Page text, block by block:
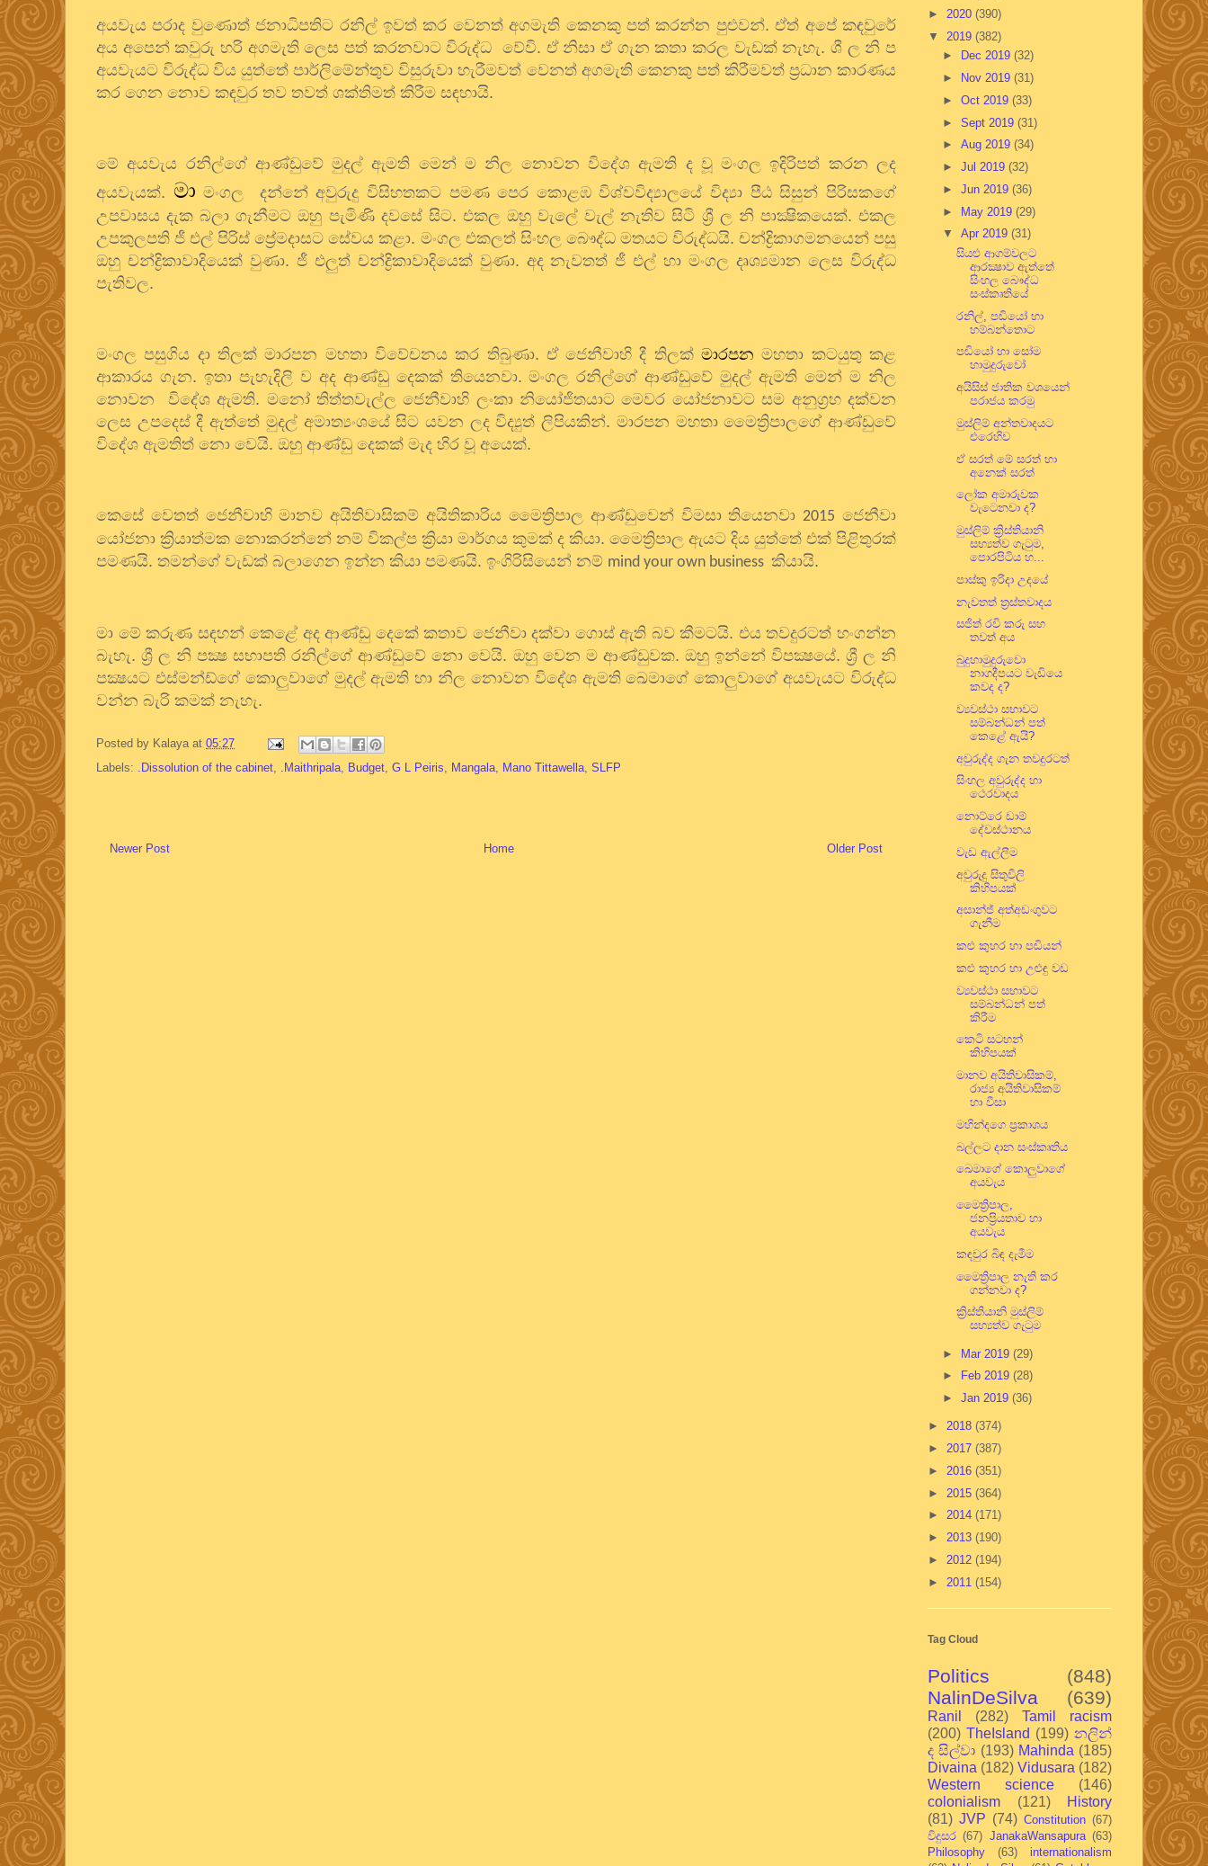
අයවැය පරාද වුණොත් ජනාධිපතිට රනිල් ඉවත් කර වෙනත් අගමැති කෙනකු පත් කරන්න පුළුවන්. ඒත් අපේ කඳවුරේ
අය අපෙන් කවුරු හරි අගමැති ලෙස පත් කරනවාට විරුද්ධ වේවි. ඒ නිසා ඒ ගැන කතා කරල වැඩක් නැහැ. ශී ල නි ප
අයවැයට විරුද්ධ විය යුත්තේ පාර්ලිමේන්තුව විසුරුවා හැරීමවත් වෙනත් අගමැති කෙනකු පත් කිරීමවත් ප්‍රධාන කාරණය
කර ගෙන නොව කඳවුර තව තවත් ශක්තිමත් කිරීම සඳහායි.
මේ අයවැය රනිල්ගේ ආණ්ඩුවේ මුදල් ඇමති මෙන් ම නිල නොවන විදේශ ඇමති ද වූ මංගල ඉදිරිපත් කරන ලද
අයවැයක්. මා මංගල දන්නේ අවුරුදු විසිහතකට පමණ පෙර කොළඹ විශ්වවිද්‍යාලයේ විද්‍යා පීඨ සිසුන් පිරිසකගේ
උපවාසය දැක බලා ගැනීමට ඔහු පැමිණි දවසේ සිට. එකල ඔහු වැලේ වැල් නැතිව සිටි ශ්‍රී ල නි පාක්‍ෂිකයෙක්. එකල
උපකුලපති ජී එල් පිරිස් ප්‍රේමදාසට සේවය කළා. මංගල එකලත් සිංහල බෞද්ධ මතයට විරුද්ධයි. චන්ද්‍රිකාගමනයෙන් පසු
ඔහු චන්ද්‍රිකාවාදියෙක් වුණා. ජී එලුත් චන්ද්‍රිකාවාදියෙක් වුණා. අද නැවතත් ජී එල් හා මංගල දෘශ්‍යමාන ලෙස විරුද්ධ
පැතිවල.
මංගල පසුගිය දා තිලක් මාරපන මහතා විවේචනය කර තිබුණා. ඒ ජෙනීවාහි දී තිලක්මාරපන මහතා කටයුතු කළ
ආකාරය ගැන. ඉතා පැහැදිලි ව අද ආණ්ඩු දෙකක් තියෙනවා. මංගල රනිල්ගේ ආණ්ඩුවේ මුදල් ඇමති මෙන් ම නිල
නොවන
විදේශ ඇමති. මනෝ තිත්තවැල්ල ජෙනීවාහි ලංකා නියෝජිතයාට මෙවර යෝජනාවට සම අනුග්‍රහ දක්වන
ලෙස උපදෙස් දී ඇත්තේ මුදල් අමාත්‍යංශයේ සිට යවන ලද විද්‍යුත් ලිපියකින්. මාරපන මහතා මෛත්‍රිපාලගේ ආණ්ඩුවේ
විදේශ ඇමතිත් නො වෙයි. ඔහු ආණ්ඩු දෙකක් මැද හිර වූ අයෙක්.
කෙසේ වෙතත් ජෙනීවාහි මානව අයිතිවාසිකම් අයිතිකාරිය මෛත්‍රිපාල ආණ්ඩුවෙන් විමසා තියෙනවා 2015 ජෙනීවා
යෝජනා ක්‍රියාත්මක නොකරන්නේ නම් විකල්ප ක්‍රියා මාර්ගය කුමක් ද කියා. මෛත්‍රිපාල ඇයට දිය යුත්තේ එක් පිළිතුරක්
පමණයි. තමන්ගේ වැඩක් බලාගෙන ඉන්න කියා පමණයි. ඉංගිරිසියෙන් නම් mind your own business කියායි.
මා මේ කරුණ සඳහන් කෙළේ අද ආණ්ඩු දෙකේ කතාව ජෙනීවා දක්වා ගොස් ඇති බව කීමටයි. එය තවදුරටත් හංගන්න
බැහැ. ශ්‍රී ල නි පක්‍ෂ සභාපති රනිල්ගේ ආණ්ඩුවේ නො වෙයි. ඔහු වෙන ම ආණ්ඩුවක. ඔහු ඉන්නේ විපක්‍ෂයේ. ශ්‍රී ල නි
පක්‍ෂයට එස්මන්ඩ්ගේ කොලුවාගේ මුදල් ඇමති හා නිල නොවන විදේශ ඇමති ඛෙමාගේ කොලුවාගේ අයවැයට විරුද්ධ
වන්න බැරි කමක් නැහැ.
Posted by Kalaya at 05:27
Labels:
.Dissolution of the cabinet .Maithripala Budget G L Peiris Mangala Mano Tittawella SLFP
Newer Post Older Post
Home
► 2020 (390)
▼ 2019 (382)
►
Dec 2019 (32)
►
Nov 2019 (31)
► Oct 2019 (33)
► Sept 2019 (31)
► Aug 2019 (34)
► Jul 2019 (32)
► Jun 2019 (36)
► May 2019 (29)
▼ Apr 2019 (31)
සියළු ආගම්වලට
ආරක්‍ෂාව ඇත්තේ
සිංහල බෞද්ධ
සංස්කෘතියේ
රනිල්, පඬියෝ හා
හම්බන්තොට
පඬියෝ හා සෝම
හාමුදුරුවෝ
අයිසිස් ජාතික වශයෙන්
පරාජය කරමු
මුස්ලිම් අන්තවාදයට
එරෙහිව
ඒ සරත් මේ සරත් හා
අනෙක් සරත්
ලෝක අමාරුවක
වැටෙනවා ද?
මුස්ලිම් ක්‍රිස්තියානි
සභ්‍යත්ව ගැටුම,
පොරපිටිය හ...
පාස්කු ඉරිදා උදයේ
නැවතත් ත්‍රස්තවාදය
සජිත් රවි කරු සහ
තවත් අය
බුදුහාමුදුරුවො
නාගදීපයට වැඩියෙ
කවද ද?
ව්‍යවස්ථා සභාවට
සම්බන්ධන් පත්
කෙළේ ඇයි?
අවුරුද්ද ගැන තවදුරටත්
සිංහල අවුරුද්ද හා
ථෙරවාදය
නොට්රෙ ඩාම්
දේවස්ථානය
වැඩ ඇල්ලීම
අවුරුදු සිතුවිලි
කිහිපයක්
අසාන්ජ් අත්අඩංගුවට
ගැනීම
කළු කුහර හා පඬියන්
කළු කුහර හා උළුඳු වඩ
ව්‍යවස්ථා සභාවට
සම්බන්ධන් පත්
කිරීම
කෙටි සටහන්
කිහිපයක්
මානව අයිතිවාසිකම්,
රාජ්‍ය අයිතිවාසිකම්
හා වීසා
මහින්දගෙ ප්‍රකාශය
බල්ලට දාන සංස්කෘතිය
ඛෙමාගේ කොලුවාගේ
අයවැය
මෛත්‍රිපාල,
ජනප්‍රියතාව හා
අයවැය
කඳවුර බිඳ දැමීම
මෛත්‍රිපාල නැති කර
ගන්නවා ද?
ක්‍රිස්තියානි මුස්ලිම්
සභ්‍යත්ව ගැටුම
► Mar 2019 (29)
►
Feb 2019 (28)
► Jan 2019 (36)
► 2018 (374)
► 2017 (387)
► 2016 (351)
► 2015 (364)
► 2014 (171)
► 2013 (190)
► 2012 (194)
► 2011 (154)
Tag Cloud
Politics
(848)
NalinDeSilva
(639)
Ranil (282)
Tamil racism
(200) TheIsland (199) නලින්
ද සිල්වා (193) Mahinda (185)
Divaina (182) Vidusara (182)
Western science
(146)
colonialism
(121)
History
(81) JVP (74) Constitution (67)
විදුසර (67) JanakaWansapura (63)
Philosophy
(63)
internationalism